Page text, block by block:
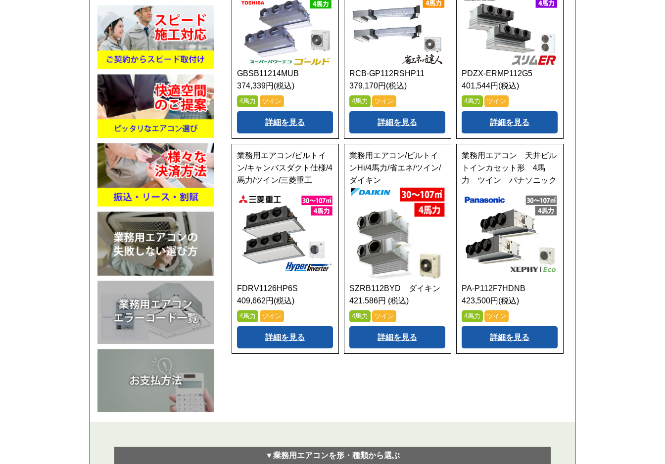
GBSB11214MUB
374,339円(税込)
4馬力 ツイン
詳細を見る
RCB-GP112RSHP11
379,170円(税込)
4馬力 ツイン
詳細を見る
PDZX-ERMP112G5
401,544円(税込)
4馬力 ツイン
詳細を見る
業務用エアコン/ビルトイ
ン/キャンバスダクト仕様/4
馬力/ツイン/三菱重工
FDRV1126HP6S
409,662円(税込)
4馬力 ツイン
詳細を見る
業務用エアコン/ビルトイ
ンHi/4馬力/省エネ/ツイン/
ダイキン
SZRB112BYD ダイキン
421,586円 (税込)
4馬力 ツイン
詳細を見る
業務用エアコン 天井ビル
トインカセット形 4馬
力 ツイン パナソニック
PA-P112F7HDNB
423,500円(税込)
4馬力 ツイン
詳細を見る
▼業務用エアコンを形・種類から選ぶ